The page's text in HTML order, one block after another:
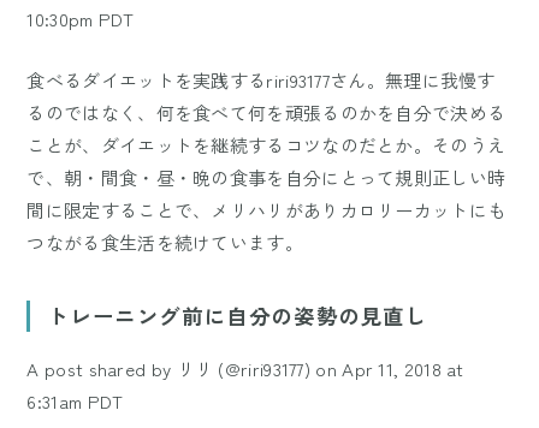
10:30pm PDT
食べるダイエットを実践するriri93177さん。無理に我慢す
るのではなく、何を食べて何を頑張るのかを自分で決める
ことが、ダイエットを継続するコツなのだとか。そのうえ
で、朝・間食・昼・晩の食事を自分にとって規則正しい時
間に限定することで、メリハリがありカロリーカットにも
つながる食生活を続けています。
トレーニング前に自分の姿勢の見直し
A post shared by リリ (@riri93177) onApr 11, 2018 at
6:31am PDT